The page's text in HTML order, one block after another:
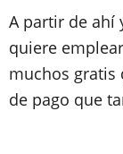
A partir de ahí
quiere
muchos gratis
de pago que